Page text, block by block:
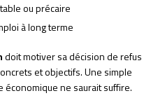
ou précaire
à long terme
doit motiver sa décision de refus
et objectifs. Une simple
économique ne saurait suffire.